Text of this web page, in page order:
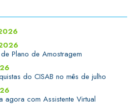
Plano de Amostragem
do CISAB no mês de julho
agora com Assistente Virtual